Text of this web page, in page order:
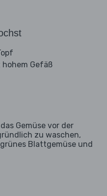
Gefäß
Gemüse vor der
zu waschen,
Blattgemüse und